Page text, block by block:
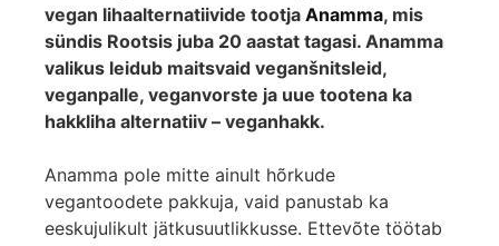
vegan lihaalternatiivide tootja Anamma, mis
sündis Rootsis juba 20 aastat tagasi. Anamma
valikus leidub maitsvaid veganšnitsleid,
veganpalle, veganvorste ja uue tootena ka
hakkliha alternatiiv – veganhakk.
Anamma pole mitte ainult hõrkude
vegantoodete pakkuja, vaid panustab ka
eeskujulikult jätkusuutlikkusse. Ettevõte töötab